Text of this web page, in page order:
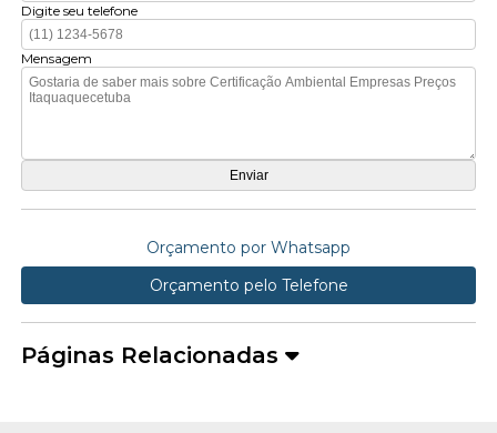
Digite seu telefone
Mensagem
Orçamento por Whatsapp
Orçamento pelo Telefone
Páginas Relacionadas